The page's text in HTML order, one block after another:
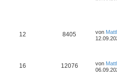
12 8405 von
16 12076 von